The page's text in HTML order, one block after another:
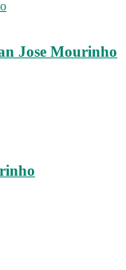
Jose Mourinho